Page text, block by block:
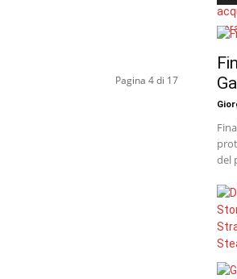
Pagina 4 di 17
del